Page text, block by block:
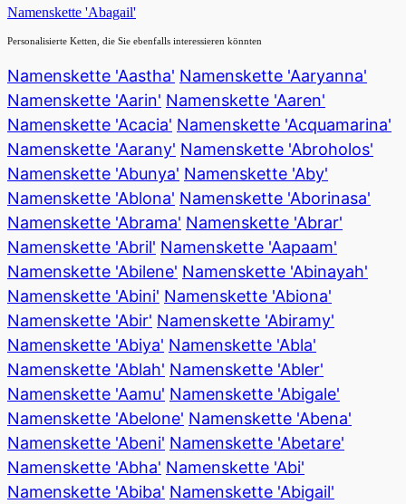
Namenskette 'Abagail'
Personalisierte Ketten, die Sie ebenfalls interessieren könnten
Namenskette 'Aastha' Namenskette 'Aaryanna'
Namenskette 'Aarin' Namenskette 'Aaren'
Namenskette 'Acacia' Namenskette 'Acquamarina'
Namenskette 'Aarany' Namenskette 'Abroholos'
Namenskette 'Abunya' Namenskette 'Aby'
Namenskette 'Ablona' Namenskette 'Aborinasa'
Namenskette 'Abrama' Namenskette 'Abrar'
Namenskette 'Abril' Namenskette 'Aapaam'
Namenskette 'Abilene' Namenskette 'Abinayah'
Namenskette 'Abini' Namenskette 'Abiona'
Namenskette 'Abir' Namenskette 'Abiramy'
Namenskette 'Abiya' Namenskette 'Abla'
Namenskette 'Ablah' Namenskette 'Abler'
Namenskette 'Aamu' Namenskette 'Abigale'
Namenskette 'Abelone' Namenskette 'Abena'
Namenskette 'Abeni' Namenskette 'Abetare'
Namenskette 'Abha' Namenskette 'Abi'
Namenskette 'Abiba' Namenskette 'Abigail'